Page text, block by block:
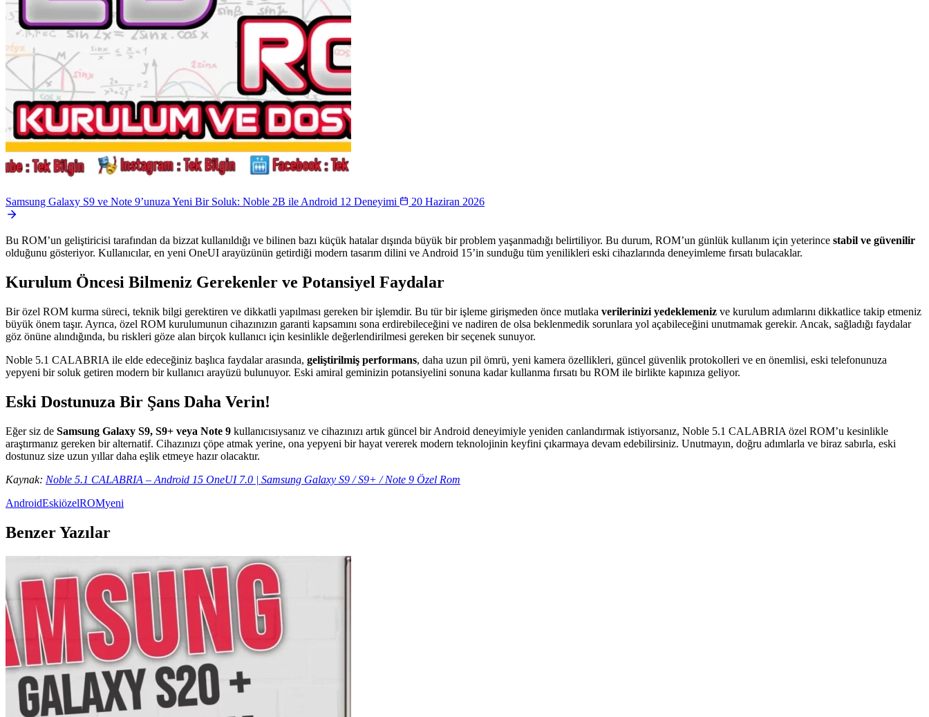
Samsung Galaxy S9 ve Note 9’unuza Yeni Bir Soluk: Noble 2B ile Android 12 Deneyimi 20 Haziran 2026
Bu ROM’un geliştiricisi tarafından da bizzat kullanıldığı ve bilinen bazı küçük hatalar dışında büyük bir problem yaşanmadığı belirtiliyor. Bu durum, ROM’un günlük kullanım için yeterince stabil ve güvenilir
olduğunu gösteriyor. Kullanıcılar, en yeni OneUI arayüzünün getirdiği modern tasarım dilini ve Android 15’in sunduğu tüm yenilikleri eski cihazlarında deneyimleme fırsatı bulacaklar.
Kurulum Öncesi Bilmeniz Gerekenler ve Potansiyel Faydalar
Bir özel ROM kurma süreci, teknik bilgi gerektiren ve dikkatli yapılması gereken bir işlemdir. Bu tür bir işleme girişmeden önce mutlaka verilerinizi yedeklemeniz ve kurulum adımlarını dikkatlice takip etmeniz
büyük önem taşır. Ayrıca, özel ROM kurulumunun cihazınızın garanti kapsamını sona erdirebileceğini ve nadiren de olsa beklenmedik sorunlara yol açabileceğini unutmamak gerekir. Ancak, sağladığı faydalar
göz önüne alındığında, bu riskleri göze alan birçok kullanıcı için kesinlikle değerlendirilmesi gereken bir seçenek sunuyor.
Noble 5.1 CALABRIA ile elde edeceğiniz başlıca faydalar arasında, geliştirilmiş performans, daha uzun pil ömrü, yeni kamera özellikleri, güncel güvenlik protokolleri ve en önemlisi, eski telefonunuza
yepyeni bir soluk getiren modern bir kullanıcı arayüzü bulunuyor. Eski amiral geminizin potansiyelini sonuna kadar kullanma fırsatı bu ROM ile birlikte kapınıza geliyor.
Eski Dostunuza Bir Şans Daha Verin!
Eğer siz de Samsung Galaxy S9, S9+ veya Note 9 kullanıcısıysanız ve cihazınızı artık güncel bir Android deneyimiyle yeniden canlandırmak istiyorsanız, Noble 5.1 CALABRIA özel ROM’u kesinlikle
araştırmanız gereken bir alternatif. Cihazınızı çöpe atmak yerine, ona yepyeni bir hayat vererek modern teknolojinin keyfini çıkarmaya devam edebilirsiniz. Unutmayın, doğru adımlarla ve biraz sabırla, eski
dostunuz size uzun yıllar daha eşlik etmeye hazır olacaktır.
Kaynak: Noble 5.1 CALABRIA – Android 15 OneUI 7.0 | Samsung Galaxy S9 / S9+ / Note 9 Özel Rom
AndroidEskiözelROMyeni
Benzer Yazılar